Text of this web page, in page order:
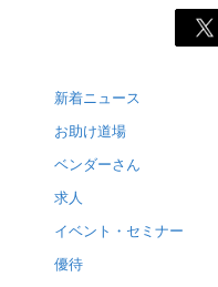
新着ニュース
お助け道場
ベンダーさん
求人
イベント・セミナー
優待